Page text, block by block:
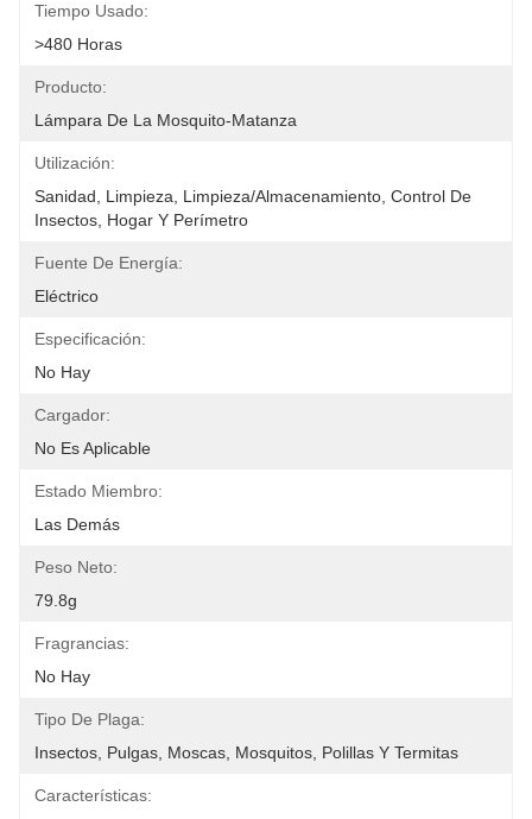
Tiempo Usado:
>480 Horas
Producto:
Lámpara De La Mosquito-Matanza
Utilización:
Sanidad, Limpieza, Limpieza/almacenamiento, Control De
Insectos, Hogar Y Perímetro
Fuente De Energía:
Eléctrico
Especificación:
No Hay
Cargador:
No Es Aplicable
Estado Miembro:
Las Demás
Peso Neto:
79.8g
Fragrancias:
No Hay
Tipo De Plaga:
Insectos, Pulgas, Moscas, Mosquitos, Polillas Y Termitas
Características: